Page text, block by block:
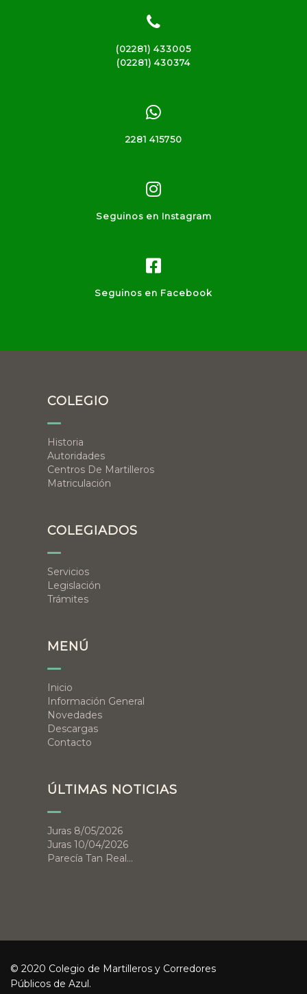
(02281) 433005
(02281) 430374
2281 415750
Seguinos en Instagram
Seguinos en Facebook
COLEGIO
Historia
Autoridades
Centros De Martilleros
Matriculación
COLEGIADOS
Servicios
Legislación
Trámites
MENÚ
Inicio
Información General
Novedades
Descargas
Contacto
ÚLTIMAS NOTICIAS
Juras 8/05/2026
Juras 10/04/2026
Parecía Tan Real…
© 2020 Colegio de Martilleros y Corredores
Públicos de Azul.